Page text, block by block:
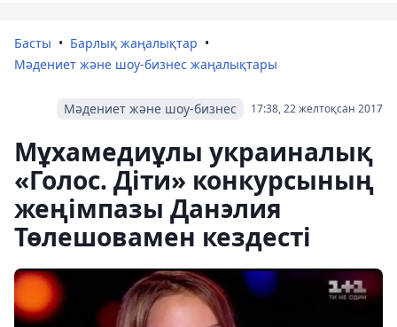
Басты
Барлық жаңалықтар
Мәдениет және шоу-бизнес жаңалықтары
17:38, 22 желтоқсан 2017
Мәдениет және шоу-бизнес
Мұхамедиұлы украиналық
«Голос. Діти» конкурсының
жеңімпазы Данэлия
Төлешовамен кездесті